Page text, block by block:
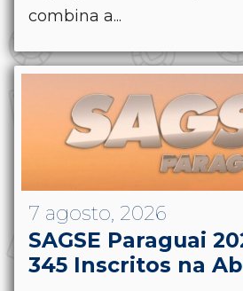
combina a...
7 agosto, 2026
SAGSE Paraguai
345 Inscritos na